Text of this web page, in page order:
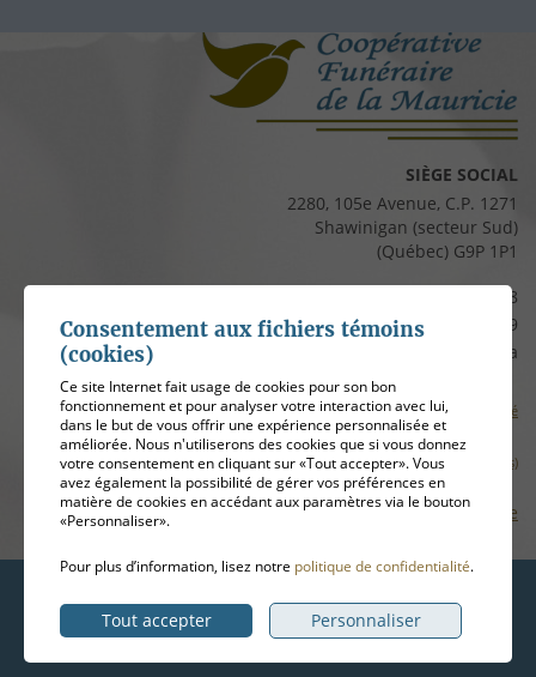
SIÈGE SOCIAL
2280, 105e Avenue, C.P. 1271
Shawinigan (secteur Sud)
(Québec) G9P 1P1
819 537-8828
Télécopieur :819 537-8829
clients@cfmauricie.ca
Conditions d’utilisation et politique de confidentialité
Gérer mes témoins (cookies)
Plan de site
Hébergement
ADN communication
Consentement aux fichiers témoins
(cookies)
Ce site Internet fait usage de cookies pour son bon
fonctionnement et pour analyser votre interaction avec lui,
dans le but de vous offrir une expérience personnalisée et
améliorée. Nous n'utiliserons des cookies que si vous donnez
votre consentement en cliquant sur «Tout accepter». Vous
avez également la possibilité de gérer vos préférences en
matière de cookies en accédant aux paramètres via le bouton
«Personnaliser».
Pour plus d’information, lisez notre politique de confidentialité.
Tout accepter Personnaliser